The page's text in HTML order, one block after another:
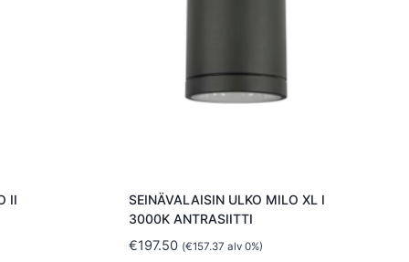
II
SEINÄVALAISIN ULKO MILO XL I
3000K ANTRASIITTI
€197.50 (€157.37 alv 0%)